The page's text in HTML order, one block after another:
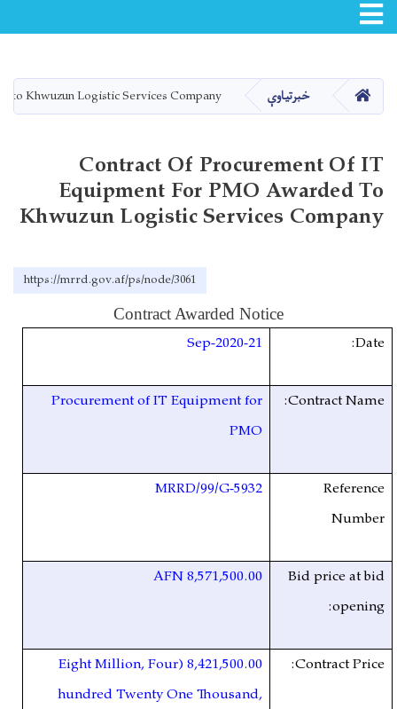
دانګل
Toggle navigation
کور خبرتیاوې to Khwuzun Logistic Services Company
Contract Of Procurement Of IT
Equipment For PMO Awarded To
Khwuzun Logistic Services Company
https://mrrd.gov.af/ps/node/3061
Contract Awarded Notice
Date:
21-Sep-2020
Contract Name:
Procurement of IT Equipment for
PMO
Reference
Number
MRRD/99/G-5932
Bid price at bid
opening:
8,571,500.00 AFN
Contract Price:
8,421,500.00 (Eight Million, Four
hundred Twenty One Thousand,